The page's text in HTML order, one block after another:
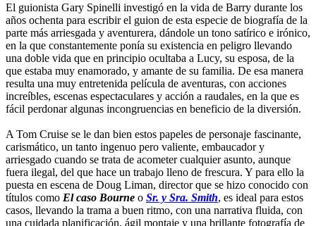
El guionista Gary Spinelli investigó en la vida de Barry durante los
años ochenta para escribir el guion de esta especie de biografía de la
parte más arriesgada y aventurera, dándole un tono satírico e irónico,
en la que constantemente ponía su existencia en peligro llevando
una doble vida que en principio ocultaba a Lucy, su esposa, de la
que estaba muy enamorado, y amante de su familia. De esa manera
resulta una muy entretenida película de aventuras, con acciones
increíbles, escenas espectaculares y acción a raudales, en la que es
fácil perdonar algunas incongruencias en beneficio de la diversión.
A Tom Cruise se le dan bien estos papeles de personaje fascinante,
carismático, un tanto ingenuo pero valiente, embaucador y
arriesgado cuando se trata de acometer cualquier asunto, aunque
fuera ilegal, del que hace un trabajo lleno de frescura. Y para ello la
puesta en escena de Doug Liman, director que se hizo conocido con
títulos como El caso Bourne o Sr. y Sra. Smith, es ideal para estos
casos, llevando la trama a buen ritmo, con una narrativa fluida, con
una cuidada planificación, ágil montaje y una brillante fotografía de